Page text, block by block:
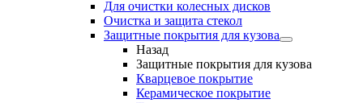
Для очистки колесных дисков
Очистка и защита стекол
Защитные покрытия для кузова
Назад
Защитные покрытия для кузова
Кварцевое покрытие
Керамическое покрытие